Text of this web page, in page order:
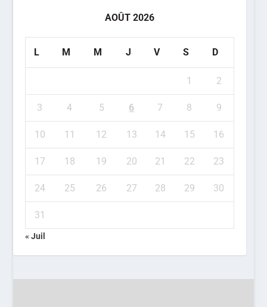
AOÛT 2026
L M M J V S D
1 2
3 4 5 6 7 8 9
10 11 12 13 14 15 16
17 18 19 20 21 22 23
24 25 26 27 28 29 30
31
« Juil